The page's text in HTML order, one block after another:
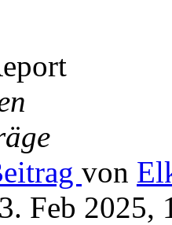
von
Feb 2025,